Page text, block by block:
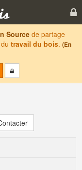
Sourcede partage
travail du bois. (En